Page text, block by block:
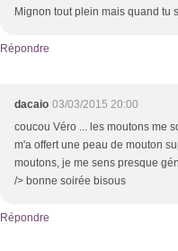
Mignon tout plein mais quand tu
Répondre
dacaio 03/03/2015 20:00
coucou Véro ... les moutons me
m'a offert une peau de mouton
moutons, je me sens presque
/> bonne soirée bisous
Répondre